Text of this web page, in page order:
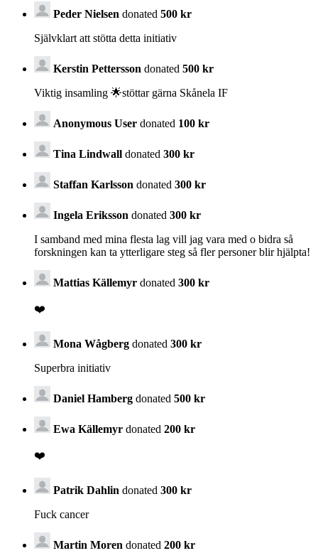
Peder Nielsen donated 500 kr
Självklart att stötta detta initiativ
Kerstin Pettersson donated 500 kr
Viktig insamling 🌟stöttar gärna Skånela IF
Anonymous User donated 100 kr
Tina Lindwall donated 300 kr
Staffan Karlsson donated 300 kr
Ingela Eriksson donated 300 kr
I samband med mina flesta lag vill jag vara med o bidra så
forskningen kan ta ytterligare steg så fler personer blir hjälpta!
Mattias Källemyr donated 300 kr
❤️
Mona Wågberg donated 300 kr
Superbra initiativ
Daniel Hamberg donated 500 kr
Ewa Källemyr donated 200 kr
❤️
Patrik Dahlin donated 300 kr
Fuck cancer
Martin Moren donated 200 kr